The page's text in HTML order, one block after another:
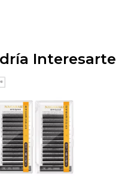
Interesarte